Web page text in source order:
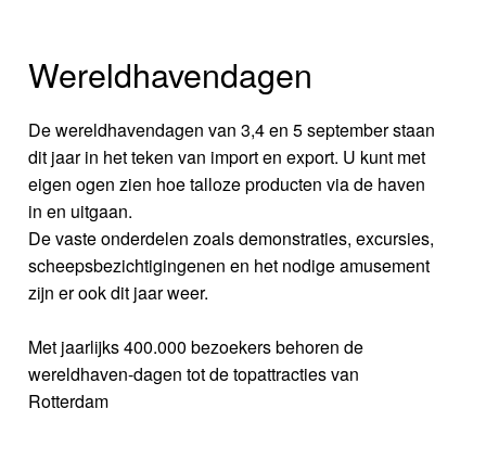
Wereldhavendagen
De wereldhavendagen van 3,4 en 5 september staan
dit jaar in het teken van import en export. U kunt met
eigen ogen zien hoe talloze producten via de haven
in en uitgaan.
De vaste onderdelen zoals demonstraties, excursies,
scheepsbezichtigingenen en het nodige amusement
zijn er ook dit jaar weer.
Met jaarlijks 400.000 bezoekers behoren de
wereldhaven-dagen tot de topattracties van
Rotterdam